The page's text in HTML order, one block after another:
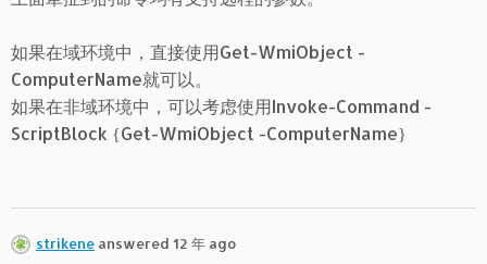
如果在域环境中，直接使用Get-WmiObject -
ComputerName就可以。
如果在非域环境中，可以考虑使用Invoke-Command -
ScriptBlock {Get-WmiObject -ComputerName}
strikene answered 12 年 ago